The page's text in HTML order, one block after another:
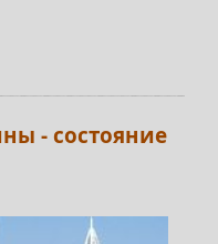
- состояние